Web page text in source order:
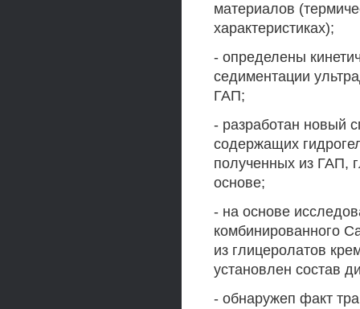
материалов
характеристиках);
- определены
седиментации
ГАП;
- разработан новый
содержащих
полученных из ГАП,
основе;
- на основе
комбинированного
из глицеролатов
установлен состав
- обнаружеп факт